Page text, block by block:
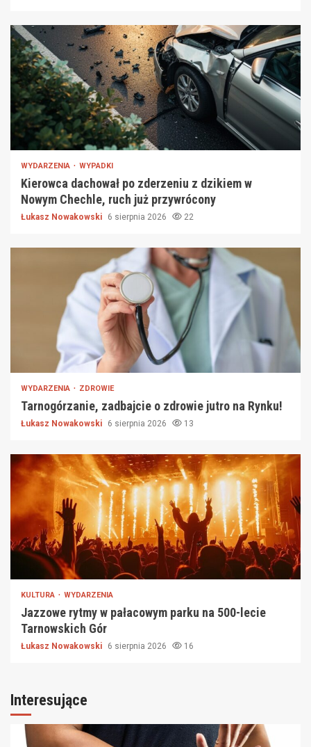
WYDARZENIA WYPADKI
Kierowca dachował po zderzeniu z dzikiem w
Nowym Chechle, ruch już przywrócony
Łukasz Nowakowski 6 sierpnia 2026 22
WYDARZENIA ZDROWIE
Tarnogórzanie, zadbajcie o zdrowie jutro na Rynku!
Łukasz Nowakowski 6 sierpnia 2026 13
KULTURA WYDARZENIA
Jazzowe rytmy w pałacowym parku na 500-lecie
Tarnowskich Gór
Łukasz Nowakowski 6 sierpnia 2026 16
Interesujące